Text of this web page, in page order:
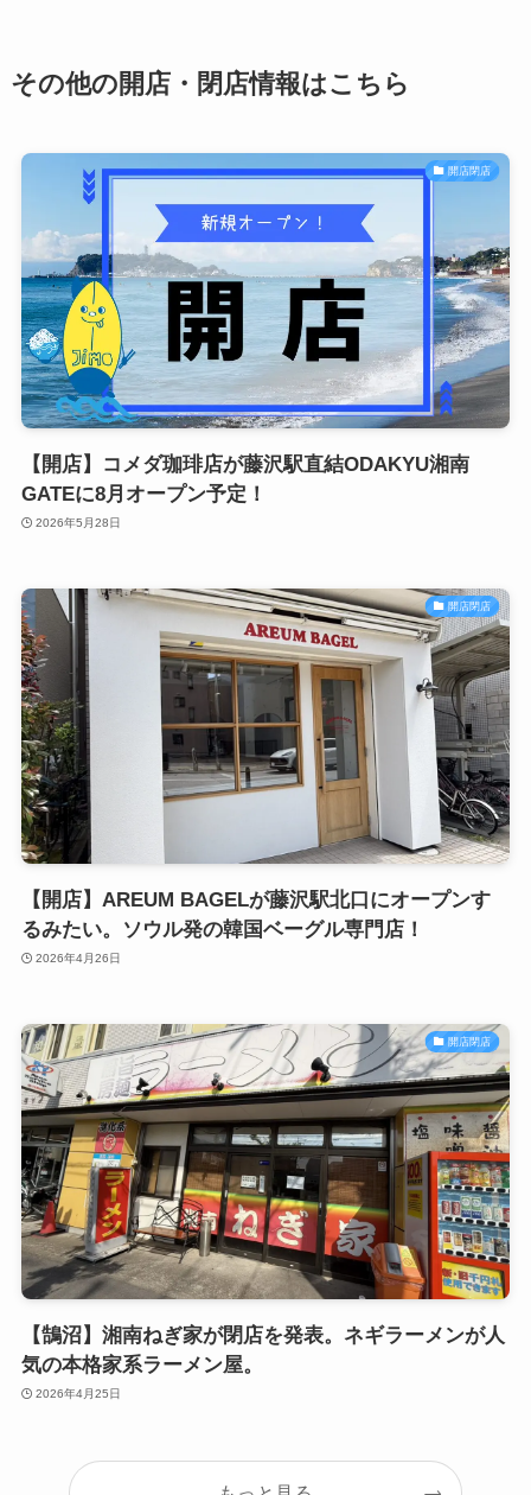
その他の開店・閉店情報はこちら
開店閉店
【開店】コメダ珈琲店が藤沢駅直結ODAKYU湘南
GATEに8月オープン予定！
2026年5月28日
開店閉店
【開店】AREUM BAGELが藤沢駅北口にオープンす
るみたい。ソウル発の韓国ベーグル専門店！
2026年4月26日
開店閉店
【鵠沼】湘南ねぎ家が閉店を発表。ネギラーメンが人
気の本格家系ラーメン屋。
2026年4月25日